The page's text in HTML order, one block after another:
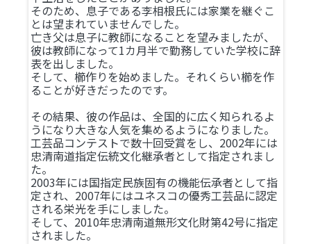
そのため、息子である李相根氏には家業を継ぐこ
とは望まれていませんでした。
亡き父は息子に教師になることを望みましたが、
彼は教師になって1カ月半で勤務していた学校に辞
表を出しました。
そして、櫛作りを始めました。それくらい櫛を作
ることが好きだったのです。
その結果、彼の作品は、全国的に広く知られるよ
うになり大きな人気を集めるようになりました。
工芸品コンテストで数十回受賞をし、2002年には
忠清南道指定伝統文化継承者として指定されまし
た。
2003年には国指定民族固有の機能伝承者として指
定され、2007年にはユネスコの優秀工芸品に認定
される栄光を手にしました。
そして、2010年忠清南道無形文化財第42号に指定
されました。